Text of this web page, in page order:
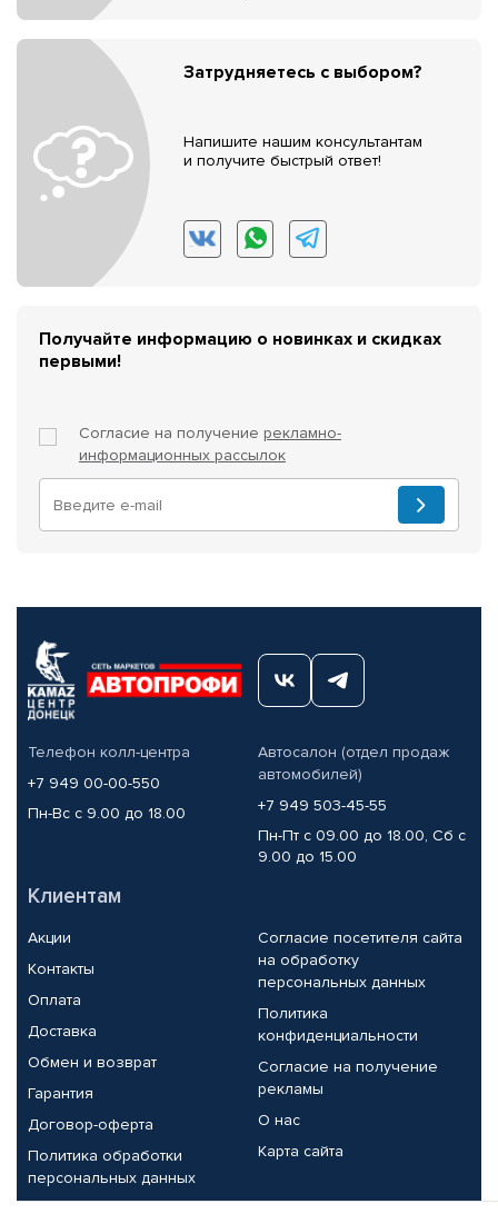
Затрудняетесь с выбором?
Напишите нашим консультантам
и получите быстрый ответ!
Получайте информацию о новинках и скидках
первыми!
Согласие на получение рекламно-
информационных рассылок
Телефон колл-центра
+7 949 00-00-550
Пн-Вс с 9.00 до 18.00
Автосалон (отдел продаж
автомобилей)
+7 949 503-45-55
Пн-Пт с 09.00 до 18.00, Сб с
9.00 до 15.00
Клиентам
Акции
Контакты
Оплата
Доставка
Обмен и возврат
Гарантия
Договор-оферта
Политика обработки
персональных данных
Согласие посетителя сайта
на обработку
персональных данных
Политика
конфиденциальности
Согласие на получение
рекламы
О нас
Карта сайта